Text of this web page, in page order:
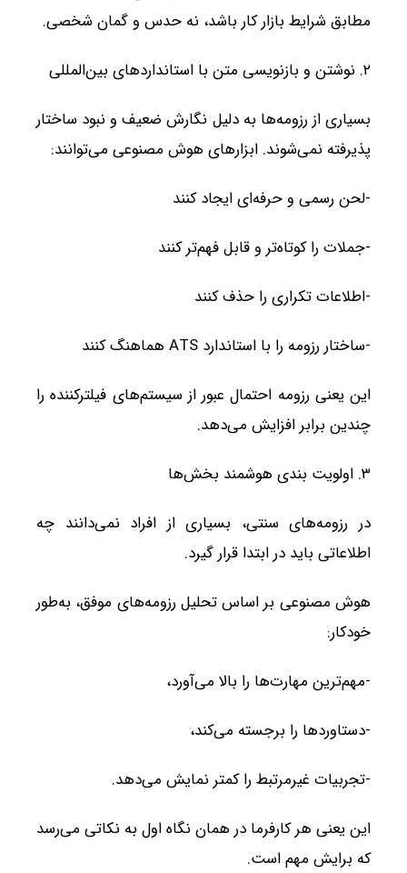
مطابق شرایط بازار کار باشد، نه حدس و گمان شخصی.
۲. نوشتن و بازنویسی متن با استانداردهای بین‌المللی
بسیاری از رزومه‌ها به دلیل نگارش ضعیف و نبود ساختار
پذیرفته نمی‌شوند. ابزارهای هوش مصنوعی می‌توانند:
-لحن رسمی و حرفه‌ای ایجاد کنند
-جملات را کوتاه‌تر و قابل فهم‌تر کنند
-اطلاعات تکراری را حذف کنند
-ساختار رزومه را با استاندارد ATS هماهنگ کنند
این یعنی رزومه احتمال عبور از سیستم‌های فیلترکننده را
چندین برابر افزایش می‌دهد.
۳. اولویت بندی هوشمند بخش‌ها
در رزومه‌های سنتی، بسیاری از افراد نمی‌دانند چه
اطلاعاتی باید در ابتدا قرار گیرد.
هوش مصنوعی بر اساس تحلیل رزومه‌های موفق، به‌طور
خودکار:
-مهم‌ترین مهارت‌ها را بالا می‌آورد،
-دستاوردها را برجسته می‌کند،
-تجربیات غیرمرتبط را کمتر نمایش می‌دهد.
این یعنی هر کارفرما در همان نگاه اول به نکاتی می‌رسد
که برایش مهم است.